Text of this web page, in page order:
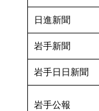
日進新聞
岩手新聞
岩手日日新聞
岩手公報